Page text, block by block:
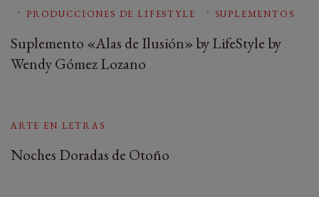
PRODUCCIONES DE LIFESTYLE
SUPLEMENTOS
Suplemento «Alas de Ilusión» by LifeStyle by
Wendy Gómez Lozano
ARTE EN LETRAS
Noches Doradas de Otoño